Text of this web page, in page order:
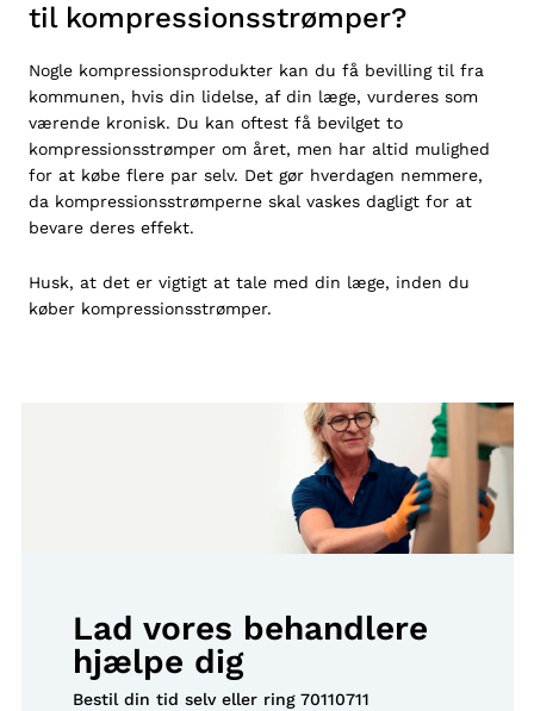
til kompressionsstrømper?
Nogle kompressionsprodukter kan du få bevillingtil fra
kommunen, hvis din lidelse, af din læge, vurderes som
værende kronisk. Du kan oftest få bevilget to
kompressionsstrømper om året, men har altid mulighed
for at købe flere par selv. Det gør hverdagen nemmere,
da kompressionsstrømperne skal vaskes dagligt for at
bevare deres effekt.
Husk, at det er vigtigt at tale med din læge, inden du
køber kompressionsstrømper.
Lad vores behandlere
hjælpe dig
Bestil din tid selv eller ring 70110711